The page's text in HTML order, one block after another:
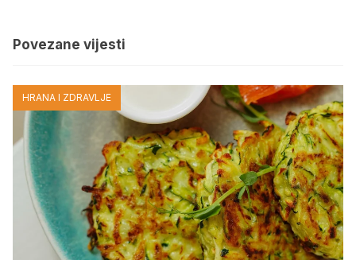
Povezane vijesti
HRANA I ZDRAVLJE